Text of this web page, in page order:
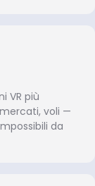
VR più
voli —
da